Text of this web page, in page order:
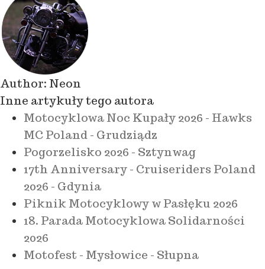
Author: Neon
Inne artykuły tego autora
Motocyklowa Noc Kupały 2026 - Hawks
MC Poland - Grudziądz
Pogorzelisko 2026 - Sztynwag
17th Anniversary - Cruiseriders Poland
2026 - Gdynia
Piknik Motocyklowy w Pasłęku 2026
18. Parada Motocyklowa Solidarności
2026
Motofest - Mysłowice - Słupna